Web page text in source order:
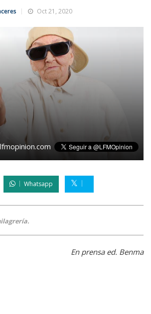
Oct 21, 2020
lfmopinion.com
Whatsapp
En prensa ed. Benma